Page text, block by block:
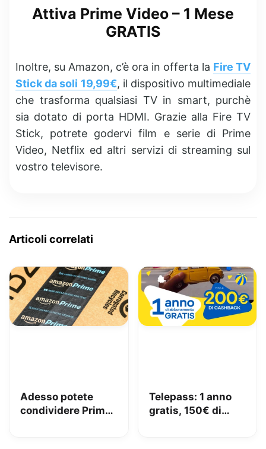
Attiva Prime Video – 1 Mese
GRATIS
Inoltre, su Amazon, c’è ora in offerta la Fire TV
Stick da soli 19,99€, il dispositivo multimediale
che trasforma qualsiasi TV in smart, purchè
sia dotato di porta HDMI. Grazie alla Fire TV
Stick, potrete godervi film e serie di Prime
Video, Netflix ed altri servizi di streaming sul
vostro televisore.
Articoli correlati
Adesso potete
condividere Prime
Telepass: 1 anno
gratis, 150€ di